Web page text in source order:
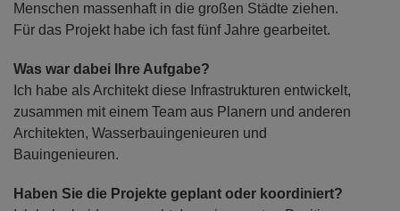
Menschen massenhaft in die großen Städte ziehen.
Für das Projekt habe ich fast fünf Jahre gearbeitet.
Was war dabei Ihre Aufgabe?
Ich habe als Architekt diese Infrastrukturen entwickelt,
zusammen mit einem Team aus Planern und anderen
Architekten, Wasserbauingenieuren und
Bauingenieuren.
Haben Sie die Projekte geplant oder koordiniert?